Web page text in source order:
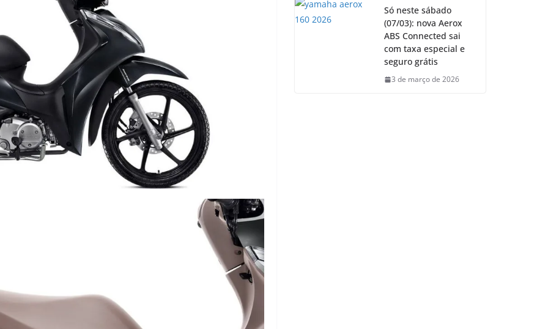
Só neste sábado
(07/03): nova Aerox
ABS Connected sai
com taxa especial e
seguro grátis
3 de março de 2026